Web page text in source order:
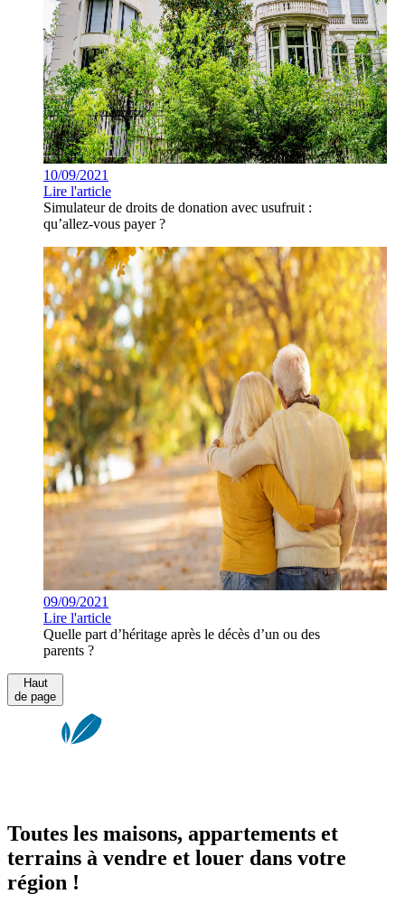
10/09/2021
Lire l'article
Simulateur de droits de donation avec usufruit :
qu’allez-vous payer ?
09/09/2021
Lire l'article
Quelle part d’héritage après le décès d’un ou des
parents ?
Haut
de page
Toutes les maisons, appartements et
terrains à vendre et louer dans votre
région !